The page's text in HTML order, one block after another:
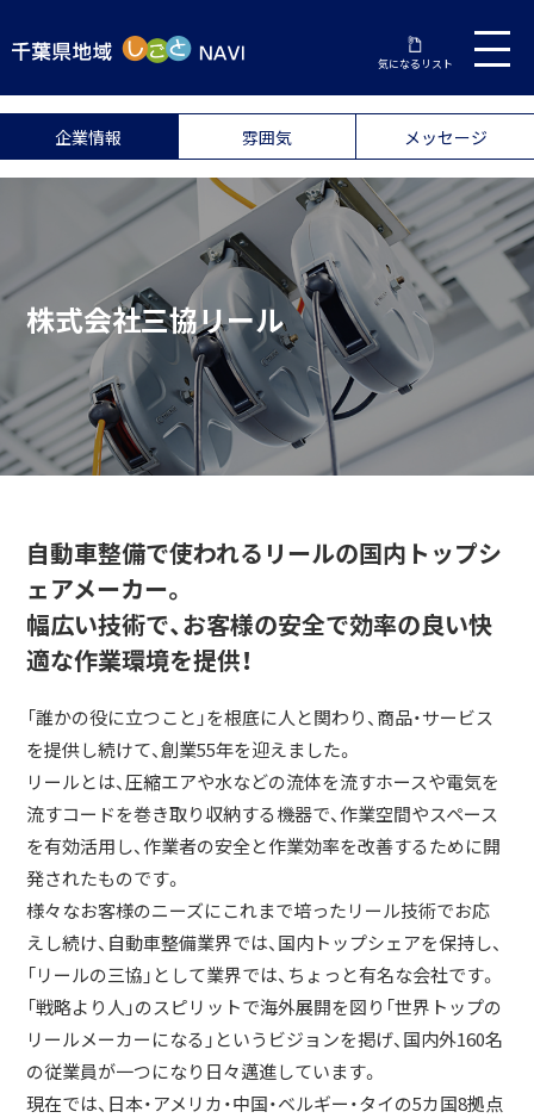
気になるリスト
企業情報 雰囲気 メッセージ
株式会社三協リール
自動車整備で使われるリールの国内トップシ
ェアメーカー。
幅広い技術で、お客様の安全で効率の良い快
適な作業環境を提供！
「誰かの役に立つこと」を根底に人と関わり、商品・サービス
を提供し続けて、創業55年を迎えました。
リールとは、圧縮エアや水などの流体を流すホースや電気を
流すコードを巻き取り収納する機器で、作業空間やスペース
を有効活用し、作業者の安全と作業効率を改善するために開
発されたものです。
様々なお客様のニーズにこれまで培ったリール技術でお応
えし続け、自動車整備業界では、国内トップシェアを保持し、
「リールの三協」として業界では、ちょっと有名な会社です。
「戦略より人」のスピリットで海外展開を図り「世界トップの
リールメーカーになる」というビジョンを掲げ、国内外160名
の従業員が一つになり日々邁進しています。
現在では、日本・アメリカ・中国・ベルギー・タイの5カ国8拠点